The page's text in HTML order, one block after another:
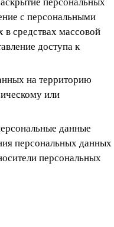
с персональными
средствах массовой
доступа к
на территорию
или
данные
персональных данных
персональных